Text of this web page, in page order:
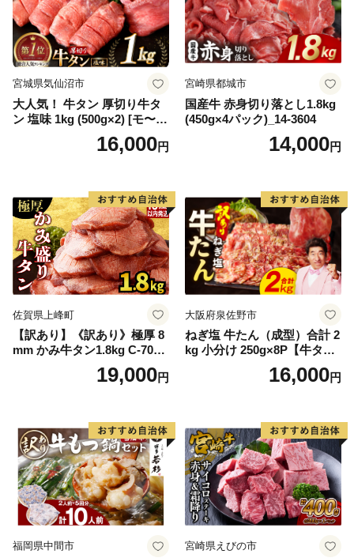
宮城県気仙沼市
大人気！ 牛タン 厚切り牛タ
ン 塩味 1kg (500g×2) [モ〜ラ
ンド 宮城県 気仙沼市 205646
60] 肉 牛肉 精肉 牛たん 牛タ
厚切り タン
16,000円
宮崎県都城市
国産牛 赤身切り落とし1.8kg
(450g×4パック)_14-3604
14,000円
佐賀県上峰町
【訳あり】《訳あり》極厚 8
mm かみ牛タン1.8kg C-709-
19,000円
大阪府泉佐野市
ねぎ塩 牛たん（成型）合計 2
kg 小分け 250g×8P【牛タン
牛肉 焼肉用 薄切り 訳あり サ
16,000円
福岡県中間市 宮崎県えびの市